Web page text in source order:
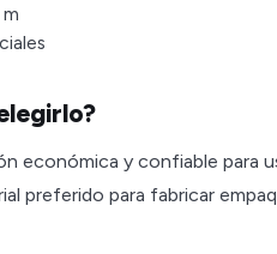
económica y confiable para
preferido para fabricar